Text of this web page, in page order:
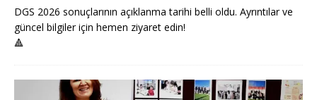
DGS 2026 sonuçlarının açıklanma tarihi belli oldu. Ayrıntılar ve
güncel bilgiler için hemen ziyaret edin!
🔺